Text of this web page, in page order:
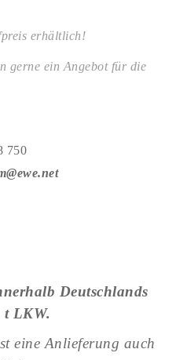
erhältlich!
gerne ein Angebot für die
750
Deutschlands
LKW.
eine Anlieferung auch